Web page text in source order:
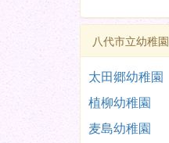
八代市立幼稚園
太田郷幼稚園
植柳幼稚園
麦島幼稚園